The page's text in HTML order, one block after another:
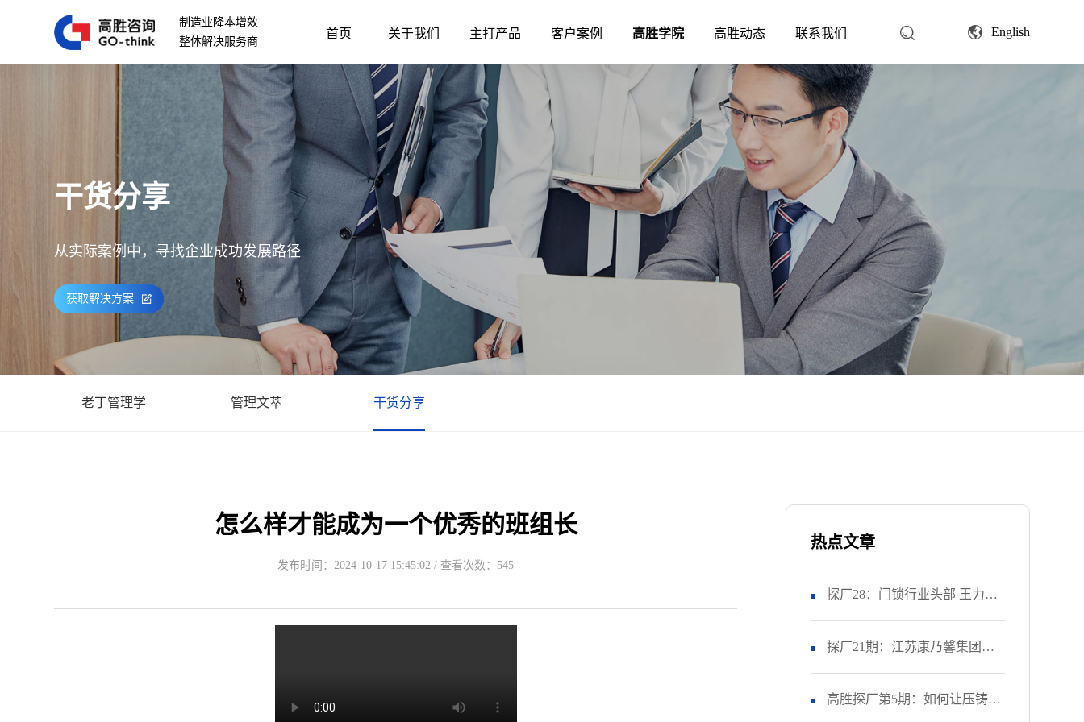
制造业降本增效
整体解决服务商
首页 关于我们 主打产品 客户案例 高胜学院 高胜动态 联系我们 English
干货分享
从实际案例中，寻找企业成功发展路径
获取解决方案
老丁管理学 管理文萃 干货分享
怎么样才能成为一个优秀的班组长
发布时间：2024-10-17 15:45:02 / 查看次数：545
热点文章
探厂28：门锁行业头部 王力安
防 如何推进精益生产项目？
（上）
探厂21期：江苏康乃馨集团如
何让工厂的OEE提升28%？
高胜探厂第5期：如何让压铸上